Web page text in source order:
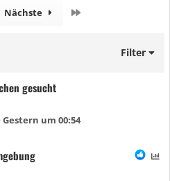
Nächste
Filter
gesucht
Gestern um 00:54